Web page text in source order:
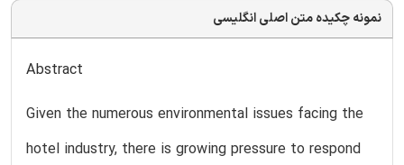
نمونه چکیده متن اصلی انگلیسی
Abstract
Given the numerous environmental issues facing the
hotel industry, there is growing pressure to respond